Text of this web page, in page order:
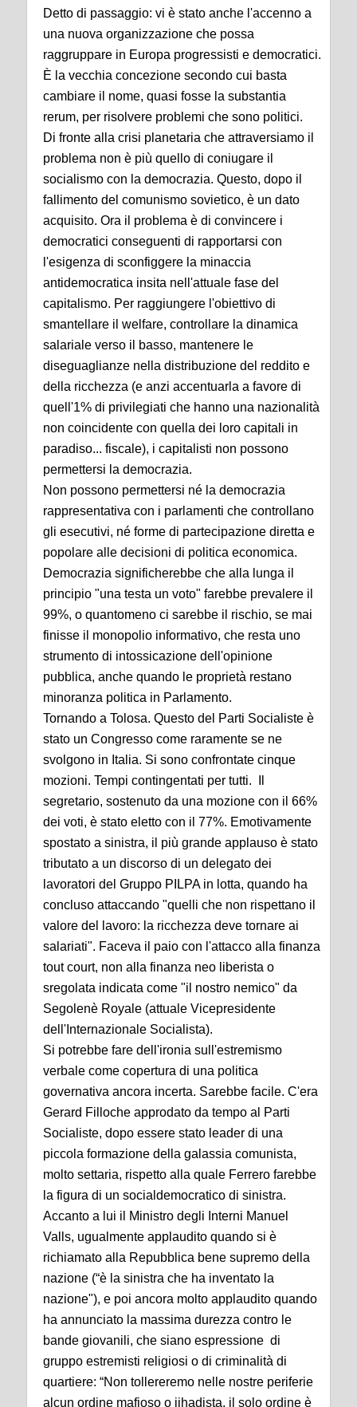
Detto di passaggio: vi è stato anche l'accenno a
una nuova organizzazione che possa
raggruppare in Europa progressisti e democratici.
È la vecchia concezione secondo cui basta
cambiare il nome, quasi fosse la substantia
rerum, per risolvere problemi che sono politici.
Di fronte alla crisi planetaria che attraversiamo il
problema non è più quello di coniugare il
socialismo con la democrazia. Questo, dopo il
fallimento del comunismo sovietico, è un dato
acquisito. Ora il problema è di convincere i
democratici conseguenti di rapportarsi con
l'esigenza di sconfiggere la minaccia
antidemocratica insita nell'attuale fase del
capitalismo. Per raggiungere l'obiettivo di
smantellare il welfare, controllare la dinamica
salariale verso il basso, mantenere le
diseguaglianze nella distribuzione del reddito e
della ricchezza (e anzi accentuarla a favore di
quell'1% di privilegiati che hanno una nazionalità
non coincidente con quella dei loro capitali in
paradiso... fiscale), i capitalisti non possono
permettersi la democrazia.
Non possono permettersi né la democrazia
rappresentativa con i parlamenti che controllano
gli esecutivi, né forme di partecipazione diretta e
popolare alle decisioni di politica economica.
Democrazia significherebbe che alla lunga il
principio "una testa un voto" farebbe prevalere il
99%, o quantomeno ci sarebbe il rischio, se mai
finisse il monopolio informativo, che resta uno
strumento di intossicazione dell'opinione
pubblica, anche quando le proprietà restano
minoranza politica in Parlamento.
Tornando a Tolosa. Questo del Parti Socialiste è
stato un Congresso come raramente se ne
svolgono in Italia. Si sono confrontate cinque
mozioni. Tempi contingentati per tutti. Il
segretario, sostenuto da una mozione con il 66%
dei voti, è stato eletto con il 77%. Emotivamente
spostato a sinistra, il più grande applauso è stato
tributato a un discorso di un delegato dei
lavoratori del Gruppo PILPA in lotta, quando ha
concluso attaccando "quelli che non rispettano il
valore del lavoro: la ricchezza deve tornare ai
salariati". Faceva il paio con l'attacco alla finanza
tout court, non alla finanza neo liberista o
sregolata indicata come "il nostro nemico" da
Segolenè Royale (attuale Vicepresidente
dell'Internazionale Socialista).
Si potrebbe fare dell'ironia sull'estremismo
verbale come copertura di una politica
governativa ancora incerta. Sarebbe facile. C'era
Gerard Filloche approdato da tempo al Parti
Socialiste, dopo essere stato leader di una
piccola formazione della galassia comunista,
molto settaria, rispetto alla quale Ferrero farebbe
la figura di un socialdemocratico di sinistra.
Accanto a lui il Ministro degli Interni Manuel
Valls, ugualmente applaudito quando si è
richiamato alla Repubblica bene supremo della
nazione (“è la sinistra che ha inventato la
nazione"), e poi ancora molto applaudito quando
ha annunciato la massima durezza contro le
bande giovanili, che siano espressione di
gruppo estremisti religiosi o di criminalità di
quartiere: “Non tollereremo nelle nostre periferie
alcun ordine mafioso o jihadista, il solo ordine è